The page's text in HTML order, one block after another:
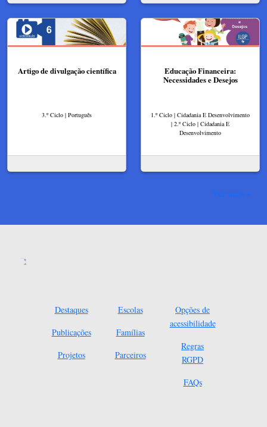
Artigo de divulgação científica
3.º Ciclo | Português
Educação Financeira:
Necessidades e Desejos
1.º Ciclo | Cidadania E Desenvolvimento
| 2.º Ciclo | Cidadania E
Desenvolvimento
Ver mais
Destaques
Publicações
Projetos
Escolas
Famílias
Parceiros
Opções de
acessibilidade
Regras
RGPD
FAQs